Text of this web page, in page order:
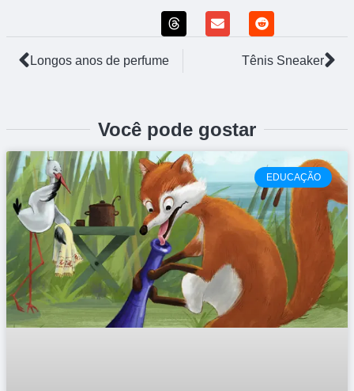
Longos anos de perfume Tênis Sneaker
Você pode gostar
EDUCAÇÃO